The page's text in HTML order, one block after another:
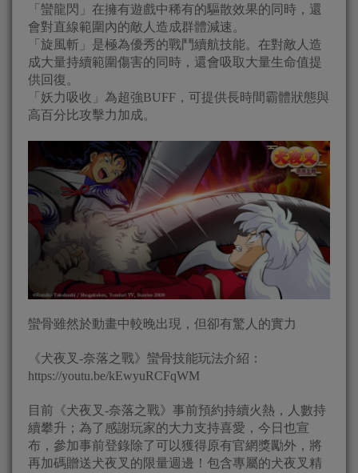
「蠻龍閃」在擁有遊戲中稀有的驅散效果的同時，還
會對直線範圍內的敵人造成群體減速。
「旋風斬」是極為優秀的戰鬥續航技能。在對敵人造
成大量持續範圍傷害的同時，還會吸取大量生命值提
供回復。
「妖力吸收」為超強BUFF，可提供長時間霸體狀態與
高百分比攻擊力加成。
蠻骨雖然於動畫中較晚出現，但卻有驚人的實力
《犬夜叉-奈落之戰》蠻骨技能玩法介紹：
https://youtu.be/kEwyuRCFqWM
目前《犬夜叉-奈落之戰》事前預約持續火熱，人數持
續攀升；為了感謝玩家的大力支持喜愛，今日也宣
布，參加事前登錄除了可以獲得原有官網獎勵外，將
再加碼贈送犬夜叉的限量週邊！包含專屬的犬夜叉精